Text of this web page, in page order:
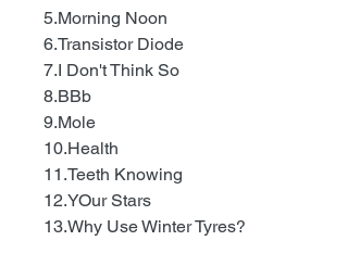
5.Morning Noon
6.Transistor Diode
7.I Don't Think So
8.BBb
9.Mole
10.Health
11.Teeth Knowing
12.YOur Stars
13.Why Use Winter Tyres?